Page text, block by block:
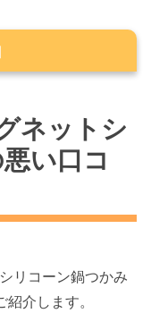
コーン鍋つかみ
好評
につながって
ネットシ
い口コ
リコーン鍋つかみ
介します。